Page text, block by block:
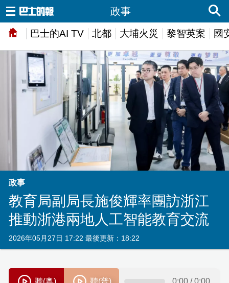
巴士的AI TV 北都 大埔火災 黎智英案 國
政事
政事
教育局副局長施俊輝率團訪浙江
推動浙港兩地人工智能教育交流
2026年05月27日 17:22 最後更新：18:22